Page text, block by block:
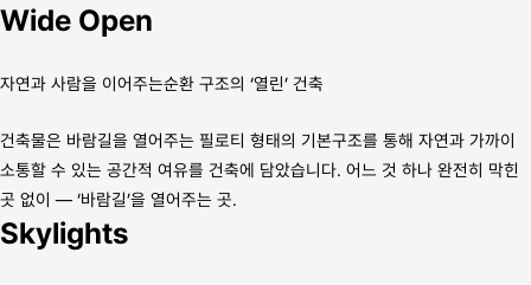
Wide Open
자연과 사람을 이어주는순환 구조의 ‘열린’ 건축
건축물은 바람길을 열어주는 필로티 형태의 기본구조를 통해 자연과 가까이
소통할 수 있는 공간적 여유를 건축에 담았습니다. 어느 것 하나 완전히 막힌
곳 없이 — ‘바람길’을 열어주는 곳.
Skylights